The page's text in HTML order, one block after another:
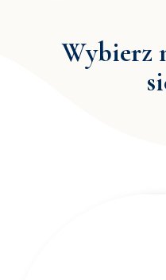
Wybierz